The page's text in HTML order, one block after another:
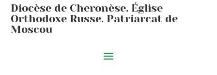
Diocèse de Cheronèse. Église
Orthodoxe Russe. Patriarcat de
Moscou